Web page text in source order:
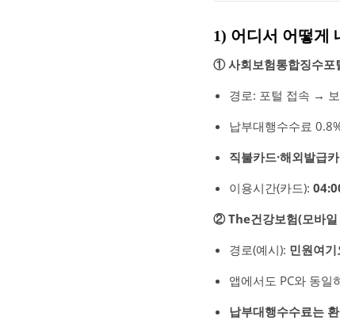
1) 어디서 어떻게
① 사회보험통합징수포
경로: 포털 접속 →
납부대행수수료
직불카드·해외발급
이용시간(카드):
② The건강보험(모바일
경로(예시): 민원여
앱에서도 PC와 동일
납부대행수수료는